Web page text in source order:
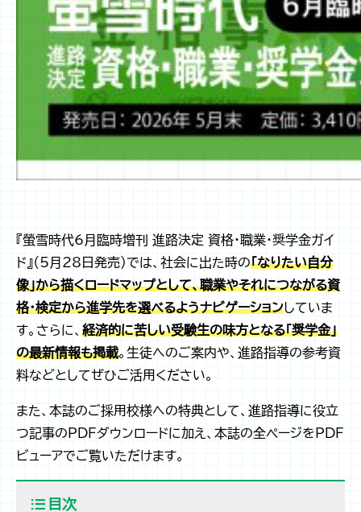
『螢雪時代6月臨時増刊 進路決定 資格・職業・奨学金ガイ
ド』（5月28日発売）では、社会に出た時の「なりたい自分
像」から描くロードマップとして、職業やそれにつながる資
格・検定から進学先を選べるようナビゲーションしていま
す。さらに、 経済的に苦しい受験生の味方となる「奨学金」
の最新情報も掲載。生徒へのご案内や、進路指導の参考資
料などとしてぜひご活用ください。
また、本誌のご採用校様への特典として、進路指導に役立
つ記事のPDFダウンロードに加え、本誌の全ページをPDF
ビューアでご覧いただけます。
目次